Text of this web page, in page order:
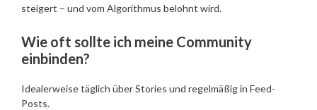
steigert – und vom Algorithmus belohnt wird.
Wie oft sollte ich meine Community
einbinden?
Idealerweise täglich über Stories und regelmäßig in Feed-
Posts.